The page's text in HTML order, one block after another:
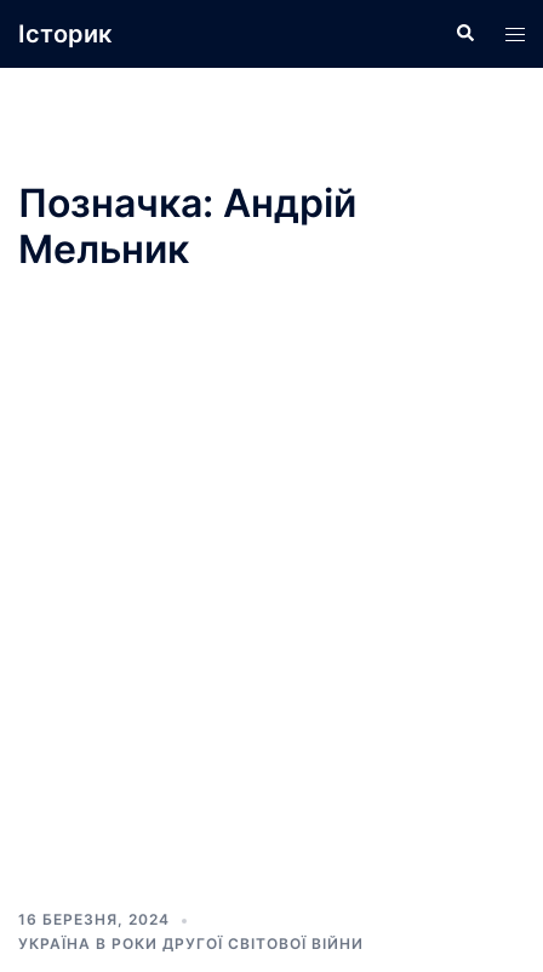
доІсторик Пошук
Позначка: Андрій
Мельник
16 БЕРЕЗНЯ, 2024
УКРАЇНА В РОКИ ДРУГОЇ СВІТОВОЇ ВІЙНИ